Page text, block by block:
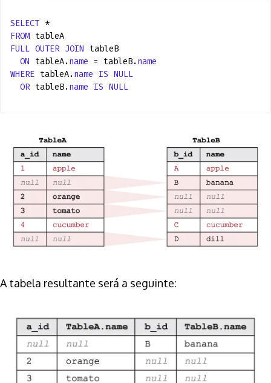
SELECT *
FROM tableA
FULL OUTER JOIN tableB
ON tableA.name = tableB.name
WHERE tableA.name IS NULL
OR tableB.name IS NULL
A tabela resultante será a seguinte: